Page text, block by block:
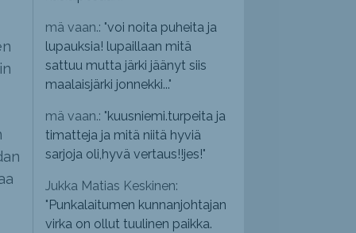
mä vaan.: "voi noita puheita ja
lupauksia! lupaillaan mitä
sattuu mutta järki jäänyt siis
maalaisjärki jonnekki..."
mä vaan.: "kuusniemi.turpeita ja
timatteja ja mitä niitä hyviä
sarjoja oli,hyvä vertaus!!jes!"
Jukka Matias Keskinen:
" Punkalaitumen kunnanjohtajan
virka on ollut tuulinen paikka.